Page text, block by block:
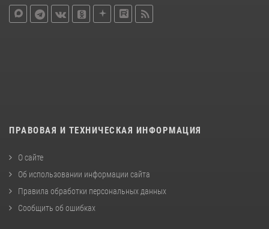
ПРАВОВАЯ И ТЕХНИЧЕСКАЯ ИНФОРМАЦИЯ
О сайте
Об использовании информации сайта
Правила обработки персональных данных
Сообщить об ошибках